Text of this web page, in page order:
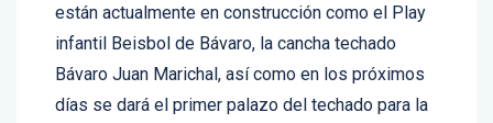
están actualmente en construcción como el Play
infantil Beisbol de Bávaro, la cancha techado
Bávaro Juan Marichal, así como en los próximos
días se dará el primer palazo del techado para la